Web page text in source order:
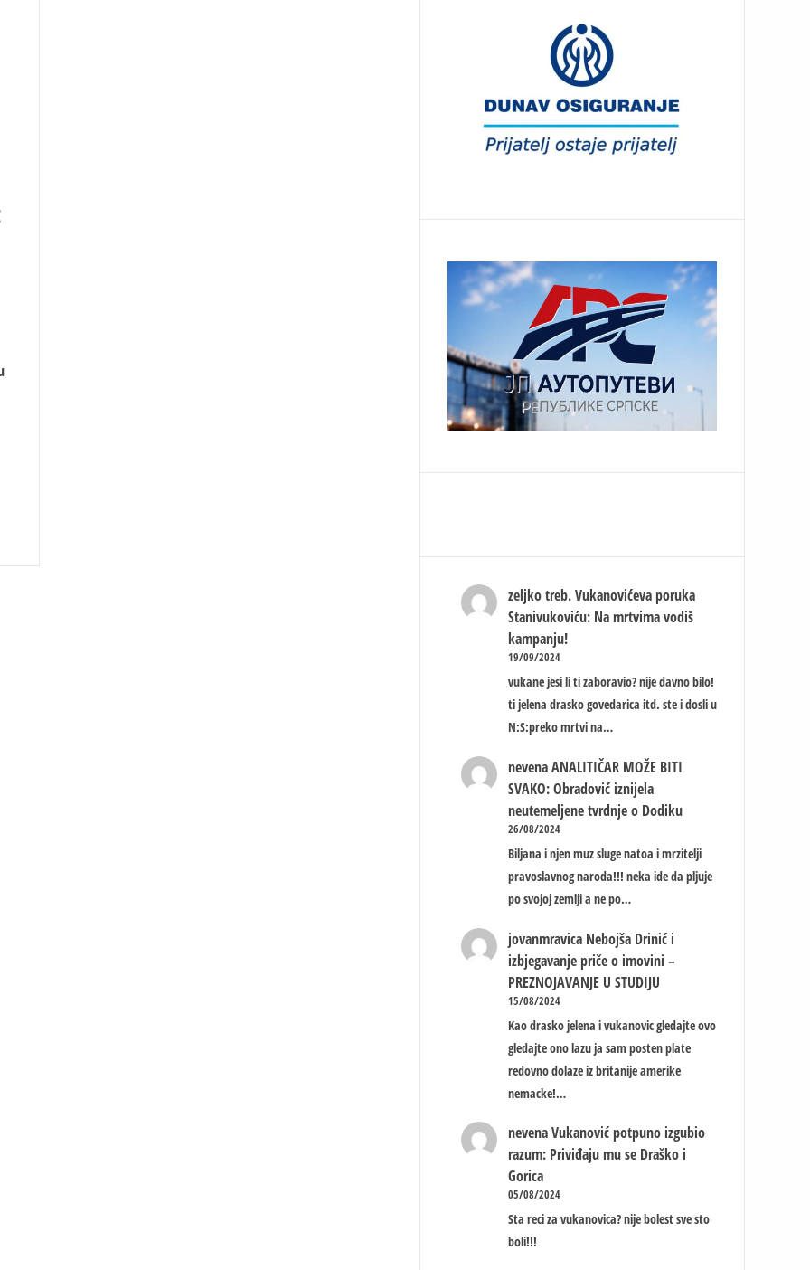
zeljko treb. Vukanovićeva poruka
Stanivukoviću: Na mrtvima vodiš
kampanju!
19/09/2024
vukane jesi li ti zaboravio? nije davno bilo!
ti jelena drasko govedarica itd. ste i dosli u
N:S:preko mrtvi na…
nevena ANALITIČAR MOŽE BITI
SVAKO: Obradović iznijela
neutemeljene tvrdnje o Dodiku
26/08/2024
Biljana i njen muz sluge natoa i mrzitelji
pravoslavnog naroda!!! neka ide da pljuje
po svojoj zemlji a ne po…
jovanmravica Nebojša Drinić i
izbjegavanje priče o imovini –
PREZNOJAVANJE U STUDIJU
15/08/2024
Kao drasko jelena i vukanovic gledajte ovo
gledajte ono lazu ja sam posten plate
redovno dolaze iz britanije amerike
nemacke!…
nevena Vukanović potpuno izgubio
razum: Priviđaju mu se Draško i
Gorica
05/08/2024
Sta reci za vukanovica? nije bolest sve sto
boli!!!